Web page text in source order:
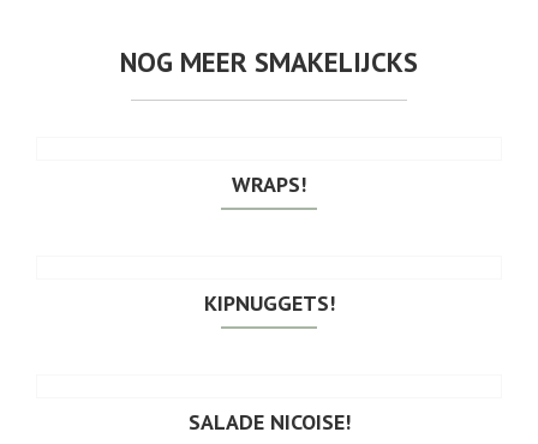
NOG MEER SMAKELIJCKS
WRAPS!
KIPNUGGETS!
SALADE NICOISE!